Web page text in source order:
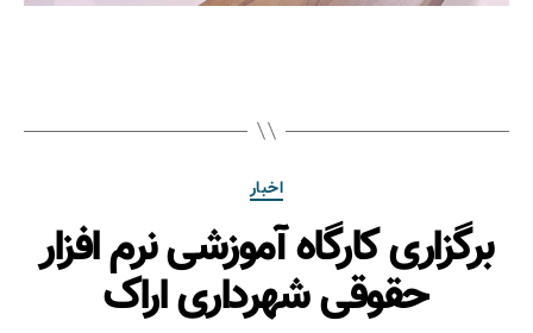
اخبار
برگزاری کارگاه آموزشی نرم افزار
حقوقی شهرداری اراک